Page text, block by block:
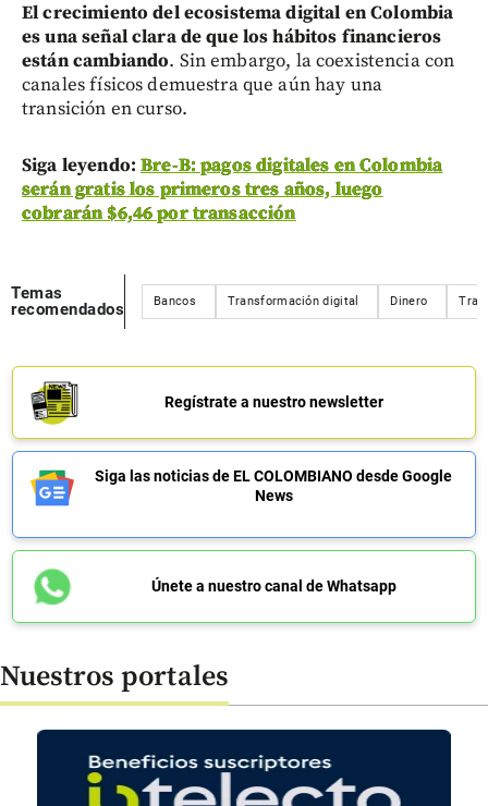
El crecimiento del ecosistema digital en Colombia
es una señal clara de que los hábitos financieros
están cambiando. Sin embargo, la coexistencia con
canales físicos demuestra que aún hay una
transición en curso.
Siga leyendo:Bre-B: pagos digitales en Colombia
serán gratis los primeros tres años, luego
cobrarán $6,46 por transacción
Temas
recomendados
Bancos Transformación digital Dinero
Regístrate a nuestro newsletter
Siga las noticias de EL COLOMBIANO desde Google
News
Únete a nuestro canal de Whatsapp
Nuestros portales